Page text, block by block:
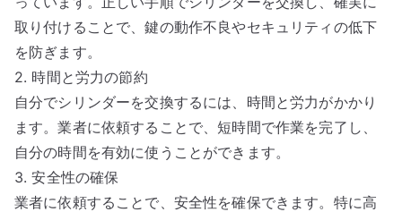
取り付けることで、鍵の動作不良やセキュリティの低下
を防ぎます。
2. 時間と労力の節約
自分でシリンダーを交換するには、時間と労力がかかり
ます。業者に依頼することで、短時間で作業を完了し、
自分の時間を有効に使うことができます。
3. 安全性の確保
業者に依頼することで、安全性を確保できます。特に高